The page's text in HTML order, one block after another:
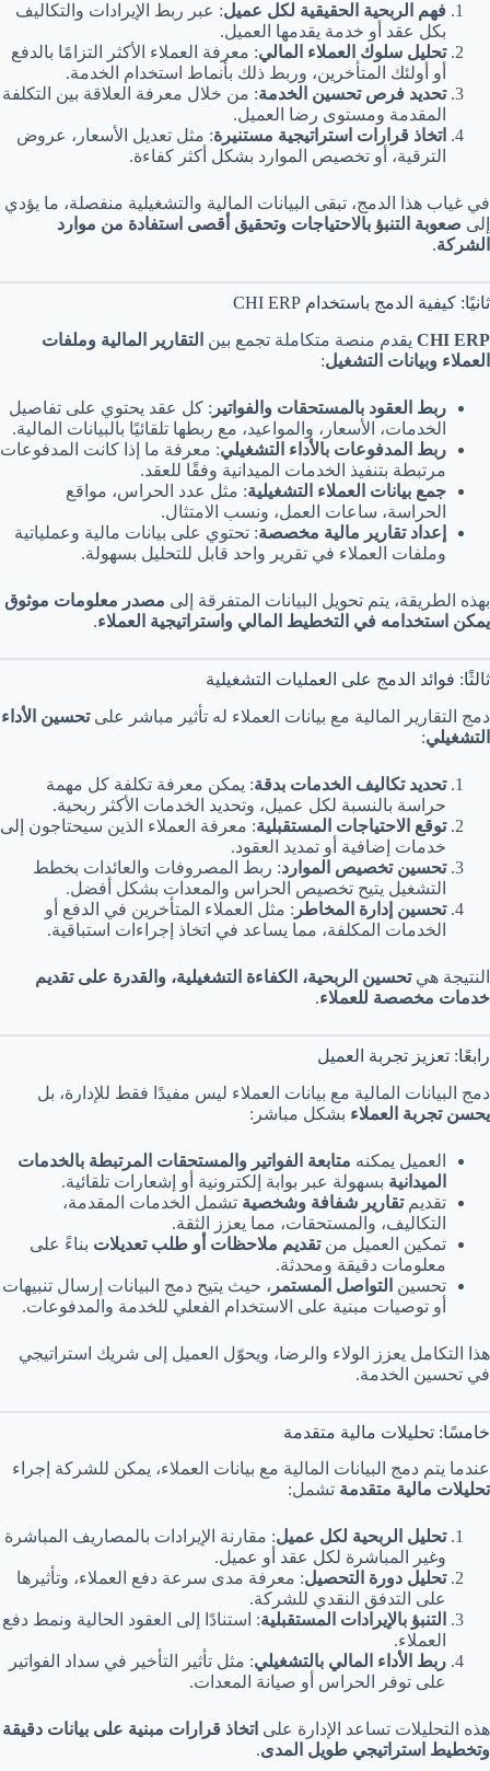
فهم الربحية الحقيقية لكل عميل: عبر ربط الإيرادات والتكاليف
بكل عقد أو خدمة يقدمها العميل.
تحليل سلوك العملاء المالي: معرفة العملاء الأكثر التزامًا بالدفع
أو أولئك المتأخرين، وربط ذلك بأنماط استخدام الخدمة.
تحديد فرص تحسين الخدمة: من خلال معرفة العلاقة بين التكلفة
المقدمة ومستوى رضا العميل.
اتخاذ قرارات استراتيجية مستنيرة: مثل تعديل الأسعار، عروض
الترقية، أو تخصيص الموارد بشكل أكثر كفاءة.
في غياب هذا الدمج، تبقى البيانات المالية والتشغيلية منفصلة، ما يؤدي
إلى صعوبة التنبؤ بالاحتياجات وتحقيق أقصى استفادة من موارد
الشركة.
ثانيًا: كيفية الدمج باستخدام CHI ERP
CHI ERP يقدم منصة متكاملة تجمع بين التقارير المالية وملفات
العملاء وبيانات التشغيل:
ربط العقود بالمستحقات والفواتير : كل عقد يحتوي على تفاصيل
الخدمات، الأسعار، والمواعيد، مع ربطها تلقائيًا بالبيانات المالية.
ربط المدفوعات بالأداء التشغيلي: معرفة ما إذا كانت المدفوعات
مرتبطة بتنفيذ الخدمات الميدانية وفقًا للعقد.
جمع بيانات العملاء التشغيلية: مثل عدد الحراس، مواقع
الحراسة، ساعات العمل، ونسب الامتثال.
إعداد تقارير مالية مخصصة: تحتوي على بيانات مالية وعملياتية
وملفات العملاء في تقرير واحد قابل للتحليل بسهولة.
بهذه الطريقة، يتم تحويل البيانات المتفرقة إلى مصدر معلومات موثوق
يمكن استخدامه في التخطيط المالي واستراتيجية العملاء.
ثالثًا: فوائد الدمج على العمليات التشغيلية
دمج التقارير المالية مع بيانات العملاء له تأثير مباشر علىتحسين الأداء
التشغيلي:
تحديد تكاليف الخدمات بدقة: يمكن معرفة تكلفة كل مهمة
حراسة بالنسبة لكل عميل، وتحديد الخدمات الأكثر ربحية.
توقع الاحتياجات المستقبلية: معرفة العملاء الذين سيحتاجون إلى
خدمات إضافية أو تمديد العقود.
تحسين تخصيص الموارد: ربط المصروفات والعائدات بخطط
التشغيل يتيح تخصيص الحراس والمعدات بشكل أفضل.
تحسين إدارة المخاطر : مثل العملاء المتأخرين في الدفع أو
الخدمات المكلفة، مما يساعد في اتخاذ إجراءات استباقية.
النتيجة هيتحسين الربحية، الكفاءة التشغيلية، والقدرة على تقديم
خدمات مخصصة للعملاء.
رابعًا: تعزيز تجربة العميل
دمج البيانات المالية مع بيانات العملاء ليس مفيدًا فقط للإدارة، بل
يحسن تجربة العملاء بشكل مباشر:
العميل يمكنه متابعة الفواتير والمستحقات المرتبطة بالخدمات
الميدانية بسهولة عبر بوابة إلكترونية أو إشعارات تلقائية.
تقديمتقارير شفافة وشخصية تشمل الخدمات المقدمة،
التكاليف، والمستحقات، مما يعزز الثقة.
تمكين العميل منتقديم ملاحظات أو طلب تعديلات بناءً على
معلومات دقيقة ومحدثة.
تحسين التواصل المستمر ، حيث يتيح دمج البيانات إرسال تنبيهات
أو توصيات مبنية على الاستخدام الفعلي للخدمة والمدفوعات.
هذا التكامل يعزز الولاء والرضا، ويحوّل العميل إلى شريك استراتيجي
في تحسين الخدمة.
خامسًا: تحليلات مالية متقدمة
عندما يتم دمج البيانات المالية مع بيانات العملاء، يمكن للشركة إجراء
تحليلات مالية متقدمة تشمل:
تحليل الربحية لكل عميل: مقارنة الإيرادات بالمصاريف المباشرة
وغير المباشرة لكل عقد أو عميل.
تحليل دورة التحصيل: معرفة مدى سرعة دفع العملاء، وتأثيرها
على التدفق النقدي للشركة.
التنبؤ بالإيرادات المستقبلية: استنادًا إلى العقود الحالية ونمط دفع
العملاء.
ربط الأداء المالي بالتشغيلي: مثل تأثير التأخير في سداد الفواتير
على توفر الحراس أو صيانة المعدات.
هذه التحليلات تساعد الإدارة على اتخاذ قرارات مبنية على بيانات دقيقة
وتخطيط استراتيجي طويل المدى.